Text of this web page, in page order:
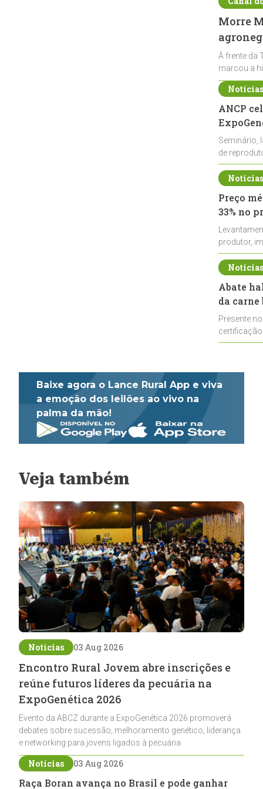
Morre
À frente da
marcou a
ANCP
Seminário,
de
durante a
Preço
33% no
produtor,
de leite cru
Abate
da
Presente
Baixe agora o Lance Rural App e viva
a emoção dos leilões ao vivo na
palma da mão!
Veja também
Notícias 03 Aug 2026
Encontro Rural Jovem abre inscrições e
reúne futuros líderes da pecuária na
ExpoGenética 2026
Evento da ABCZ durante a ExpoGenética 2026 promoverá
debates sobre sucessão, melhoramento genético, liderança
e networking para jovens ligados à pecuária
Notícias 03 Aug 2026
Raça Boran avança no Brasil e pode ganhar